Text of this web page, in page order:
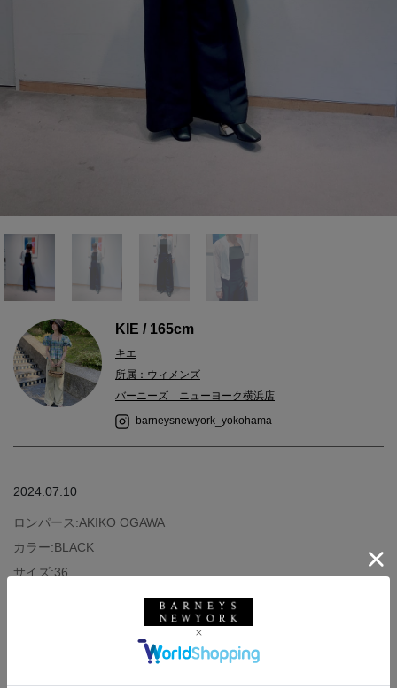
KIE / 165cm
キエ
所属：ウィメンズ
バーニーズ ニューヨーク横浜店
barneysnewyork_yokohama
2024.07.10
ロンパース:AKIKO OGAWA
カラー:BLACK
サイズ:36
ブルゾン:BARNEYS NEWYORK